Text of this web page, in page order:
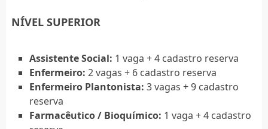
NÍVEL SUPERIOR
Assistente Social: 1 vaga + 4 cadastro reserva
Enfermeiro: 2 vagas + 6 cadastro reserva
Enfermeiro Plantonista: 3 vagas + 9 cadastro
reserva
Farmacêutico / Bioquímico: 1 vaga + 4 cadastro